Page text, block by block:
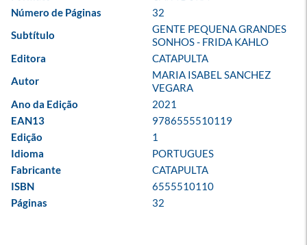
Número de Páginas
32
Subtítulo
GENTE PEQUENA GRANDES
SONHOS - FRIDA KAHLO
Editora
CATAPULTA
Autor
MARIA ISABEL SANCHEZ
VEGARA
Ano da Edição
2021
EAN13
9786555510119
Edição
1
Idioma
PORTUGUES
Fabricante
CATAPULTA
ISBN
6555510110
Páginas
32